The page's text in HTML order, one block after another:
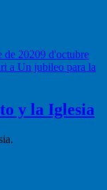
de 20209 d'octubre
a Un jubileo para la
y la Iglesia